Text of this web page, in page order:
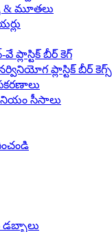
& మూతలు
వే ప్లాస్టిక్ బీర్ కెగ్
ప్లాస్టిక్ బీర్ కెగ్స్
సీసాలు